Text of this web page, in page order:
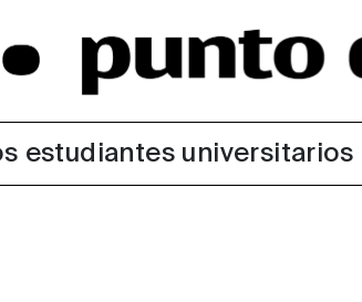
estudiantes universitarios